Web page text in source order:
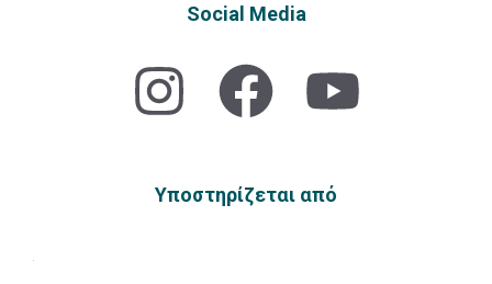
Social Media
Υποστηρίζεται από